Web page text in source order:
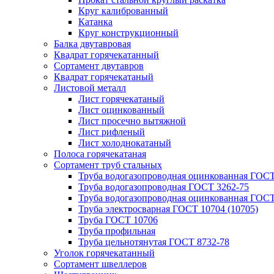
Круг калиброванный
Катанка
Круг конструкционный
Балка двутавровая
Квадрат горячекатанный
Сортамент двутавров
Квадрат горячекатаный
Листовой металл
Лист горячекатаный
Лист оцинкованный
Лист просечно вытяжной
Лист рифленый
Лист холоднокатаный
Полоса горячекатаная
Сортамент труб стальных
Труба водогазопроводная оцинкованная
Труба водогазопроводная ГОСТ 3262-75
Труба водогазопроводная оцинкованная
Труба электросварная ГОСТ 10704 (10705)
Труба ГОСТ 10706
Труба профильная
Труба цельнотянутая ГОСТ 8732-78
Уголок горячекатанный
Сортамент швеллеров